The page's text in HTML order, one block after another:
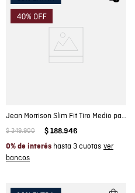
Jean Morrison Slim Fit Tiro Medio para Hombre en Mezcla de Algodón, Marea
$ 349.900 $ 188.946
0% de interés hasta 3 cuotas